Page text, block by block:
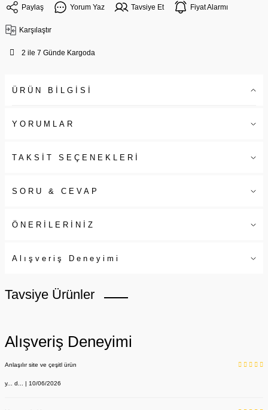
Paylaş Yorum Yaz Tavsiye Et Fiyat Alarmı
Karşılaştır
2 ile 7 Günde Kargoda
ÜRÜN BİLGİSİ
YORUMLAR
TAKSİT SEÇENEKLERİ
SORU & CEVAP
ÖNERİLERİNİZ
Alışveriş Deneyimi
Tavsiye Ürünler
Alışveriş Deneyimi
Anlaşılır site ve çeşitl ürün
y... d... | 10/06/2026